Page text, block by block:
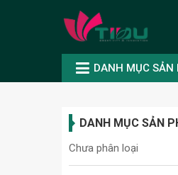
DANH MỤC SẢN
DANH MỤC SẢN
Chưa phân loại